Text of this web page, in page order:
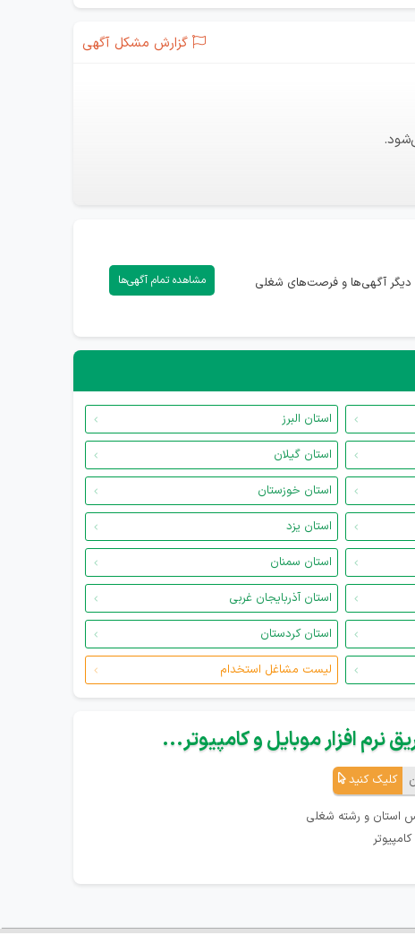
گزارش مشکل آگهی
دیگر آگهی‌ها و فرصت‌های شغلی
مشاهده تمام آگهی‌ها
استان البرز
استان گیلان
استان خوزستان
استان یزد
استان سمنان
استان آذربایجان غربی
استان کردستان
لیست مشاغل استخدام
نرم افزار موبایل و کامپیوتر...
کلیک کنید
استان و رشته شغلی